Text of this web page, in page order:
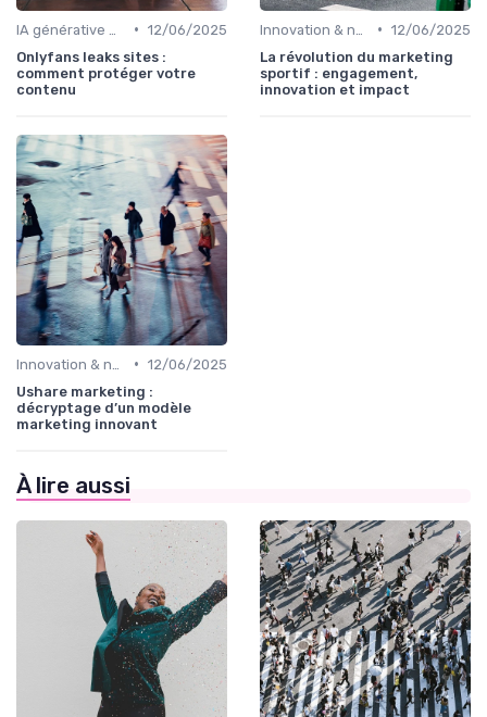
• 12/06/2025
Onlyfans leaks sites :
comment protéger votre
contenu
• 12/06/2025
La révolution du marketing
sportif : engagement,
innovation et impact
• 12/06/2025
Ushare marketing :
décryptage d’un modèle
marketing innovant
À lire aussi